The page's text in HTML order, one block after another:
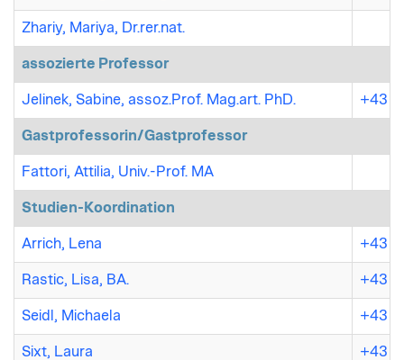
Zhariy, Mariya, Dr.rer.nat.
assozierte Professor
Jelinek, Sabine, assoz.Prof. Mag.art. PhD. +43
Gastprofessorin/Gastprofessor
Fattori, Attilia, Univ.-Prof. MA
Studien-Koordination
Arrich, Lena +43
Rastic, Lisa, BA. +43
Seidl, Michaela +43
Sixt, Laura +43